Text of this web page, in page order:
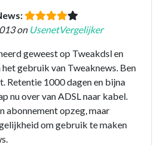
on UsenetVergelijker
geweest op Tweakdsl en
gebruik van Tweaknews. Ben
Retentie 1000 dagen en bijna
nu over van ADSL naar kabel.
abonnement opzeg, maar
om gebruik te maken